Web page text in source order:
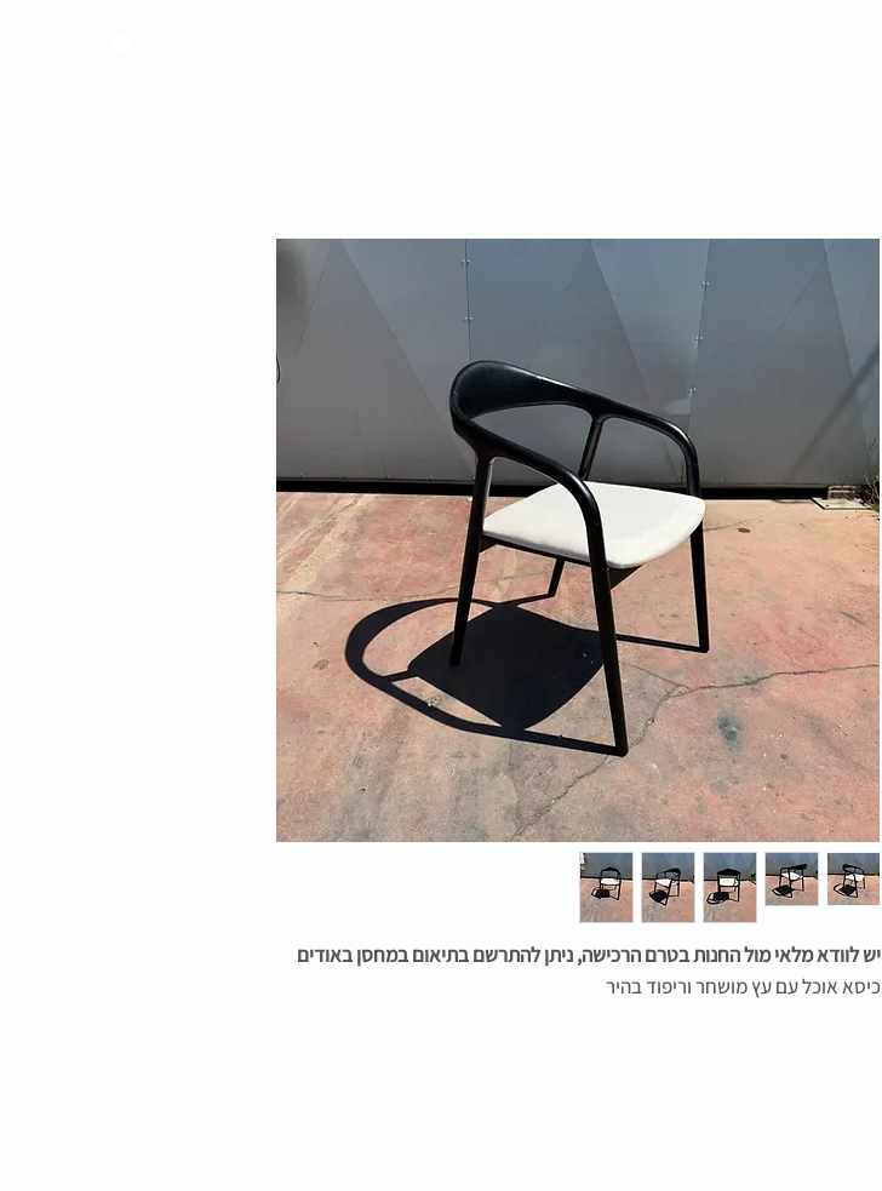
יש לוודא מלאי מול החנות בטרם הרכישה, ניתן להתרשם בתיאום במחסן באודים
כיסא אוכל עם עץ מושחר וריפוד בהיר